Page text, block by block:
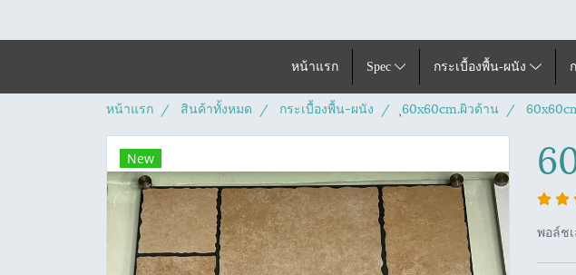
หน้าแรก Spec กระเบื้องพื้น-ผนัง
หน้าแรก สินค้าทั้งหมด กระเบื้องพื้น-ผนัง ุ60x60cm.ผิวด้าน
New
พอล์ช